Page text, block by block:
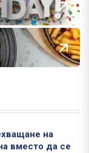
на
вместо да се